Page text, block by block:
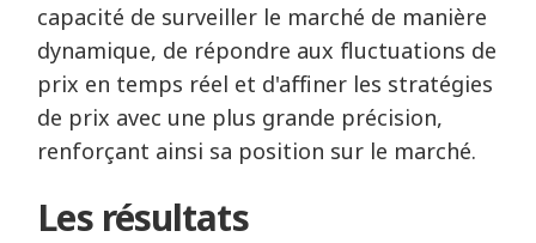
capacité de surveiller le marché de manière
dynamique, de répondre aux fluctuations de
prix en temps réel et d'affiner les stratégies
de prix avec une plus grande précision,
renforçant ainsi sa position sur le marché.
Les résultats